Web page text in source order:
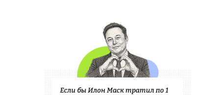
Если бы Илон Маск тратил по 1